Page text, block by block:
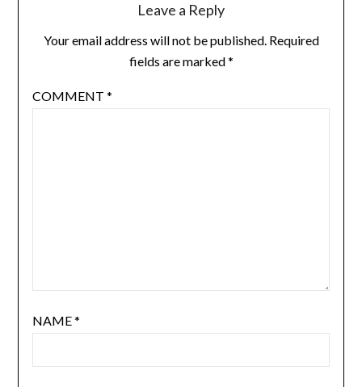
Leave a Reply
Your email address will not be published. Required
fields are marked*
COMMENT *
NAME*